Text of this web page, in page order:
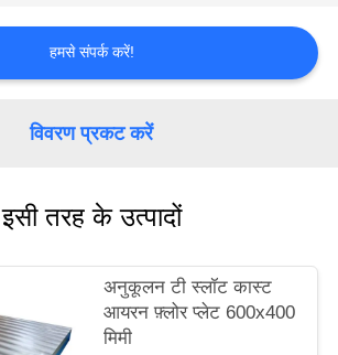
हमसे संपर्क करें!
विवरण प्रकट करें
इसी तरह के उत्पादों
अनुकूलन टी स्लॉट कास्ट
आयरन फ़्लोर प्लेट 600x400
मिमी